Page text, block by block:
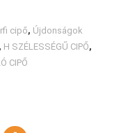
cipő, Újdonságok
, H SZÉLESSÉGŰ CIPŐ,
CIPŐ